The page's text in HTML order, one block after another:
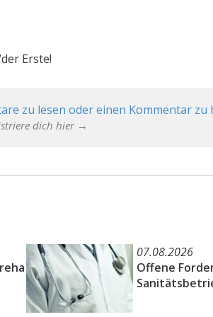
Erste!
zu lesen oder einen Kommentar zu
dich hier →
07.08.2026
Offene